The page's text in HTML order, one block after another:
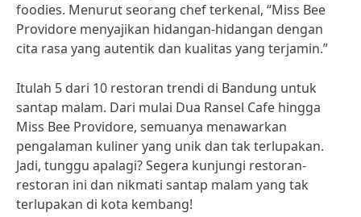
foodies. Menurut seorang chef terkenal, “Miss Bee
Providore menyajikan hidangan-hidangan dengan
cita rasa yang autentik dan kualitas yang terjamin.”
Itulah 5 dari 10 restoran trendi di Bandung untuk
santap malam. Dari mulai Dua Ransel Cafe hingga
Miss Bee Providore, semuanya menawarkan
pengalaman kuliner yang unik dan tak terlupakan.
Jadi, tunggu apalagi? Segera kunjungi restoran-
restoran ini dan nikmati santap malam yang tak
terlupakan di kota kembang!